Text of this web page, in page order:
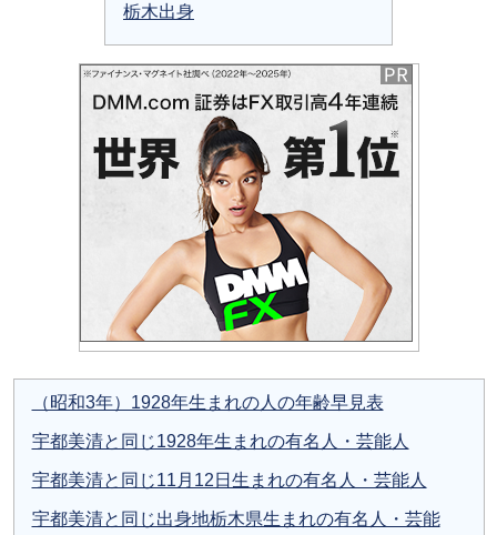
栃木出身
（昭和3年）1928年生まれの人の年齢早見表
宇都美清と同じ1928年生まれの有名人・芸能人
宇都美清と同じ11月12日生まれの有名人・芸能人
宇都美清と同じ出身地栃木県生まれの有名人・芸能